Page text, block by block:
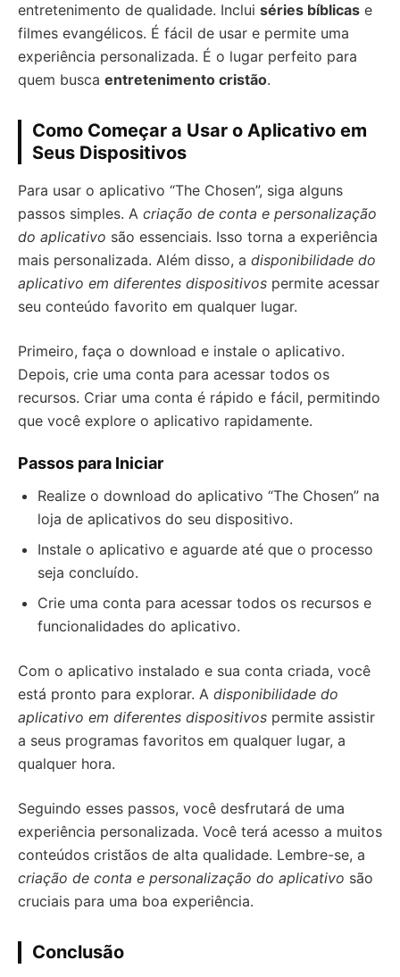
entretenimento de qualidade. Inclui séries bíblicas e
filmes evangélicos. É fácil de usar e permite uma
experiência personalizada. É o lugar perfeito para
quem busca entretenimento cristão.
Como Começar a Usar o Aplicativo em
Seus Dispositivos
Para usar o aplicativo “The Chosen”, siga alguns
passos simples. A criação de conta e personalização
do aplicativo são essenciais. Isso torna a experiência
mais personalizada. Além disso, a disponibilidade do
aplicativo em diferentes dispositivos permite acessar
seu conteúdo favorito em qualquer lugar.
Primeiro, faça o download e instale o aplicativo.
Depois, crie uma conta para acessar todos os
recursos. Criar uma conta é rápido e fácil, permitindo
que você explore o aplicativo rapidamente.
Passos para Iniciar
Realize o download do aplicativo “The Chosen” na
loja de aplicativos do seu dispositivo.
Instale o aplicativo e aguarde até que o processo
seja concluído.
Crie uma conta para acessar todos os recursos e
funcionalidades do aplicativo.
Com o aplicativo instalado e sua conta criada, você
está pronto para explorar. A disponibilidade do
aplicativo em diferentes dispositivos permite assistir
a seus programas favoritos em qualquer lugar, a
qualquer hora.
Seguindo esses passos, você desfrutará de uma
experiência personalizada. Você terá acesso a muitos
conteúdos cristãos de alta qualidade. Lembre-se, a
criação de conta e personalização do aplicativo são
cruciais para uma boa experiência.
Conclusão